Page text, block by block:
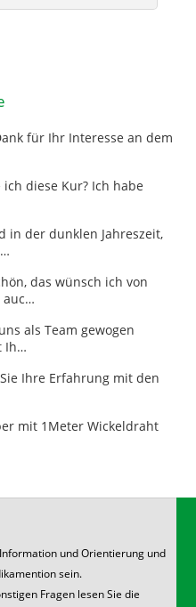
für Ihr Interesse an dem
diese Kur? Ich habe
in der dunklen Jahreszeit,
das wünsch ich von
auc…
als Team gewogen
Ih…
Ihre Erfahrung mit den
mit 1Meter Wickeldraht
und Orientierung und
sein.
Fragen lesen Sie die